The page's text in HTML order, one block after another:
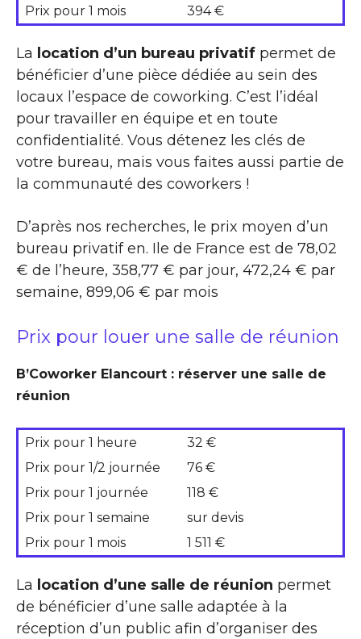
Prix pour 1 mois
394 €
La location d’un bureau privatif permet de
bénéficier d’une pièce dédiée au sein des
locaux l’espace de coworking. C’est l’idéal
pour travailler en équipe et en toute
confidentialité. Vous détenez les clés de
votre bureau, mais vous faites aussi partie de
la communauté des coworkers !
D’après nos recherches, le prix moyen d’un
bureau privatif en. Ile de France est de 78,02
€ de l’heure, 358,77 € par jour, 472,24 € par
semaine, 899,06 € par mois
Prix pour louer une salle de réunion
B’Coworker Elancourt : réserver une salle de
réunion
Prix pour 1 heure
32 €
Prix pour 1/2 journée
76 €
Prix pour 1 journée
118 €
Prix pour 1 semaine
sur devis
Prix pour 1 mois
1 511 €
La location d’une salle de réunion permet
de bénéficier d’une salle adaptée à la
réception d’un public afin d’organiser des